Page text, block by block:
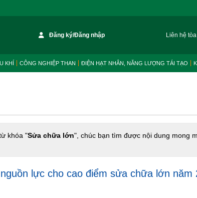
Đăng ký/Đăng nhập Liên hệ
KHÍ CÔNG NGHIỆP THAN ĐIỆN HẠT NHÂN, NĂNG LƯỢNG TÁI TẠO
khóa "Sửa chữa lớn", chúc bạn tìm được nội dung mong
lực cho cao điểm sửa chữa lớn năm